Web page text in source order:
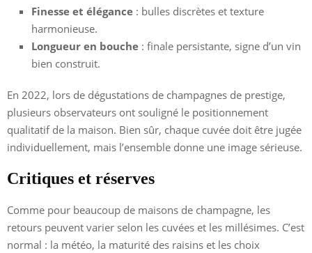
Finesse et élégance : bulles discrètes et texture
harmonieuse.
Longueur en bouche : finale persistante, signe d’un vin
bien construit.
En 2022, lors de dégustations de champagnes de prestige,
plusieurs observateurs ont souligné le positionnement
qualitatif de la maison. Bien sûr, chaque cuvée doit être jugée
individuellement, mais l’ensemble donne une image sérieuse.
Critiques et réserves
Comme pour beaucoup de maisons de champagne, les
retours peuvent varier selon les cuvées et les millésimes. C’est
normal : la météo, la maturité des raisins et les choix